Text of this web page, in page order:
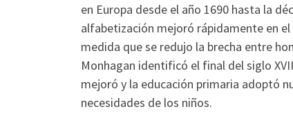
en Europa desde el año 1690 hasta la
alfabetización mejoró rápidamente en
medida que se redujo la brecha entre
Monhagan identificó el final del siglo
mejoró y la educación primaria adoptó
necesidades de los niños.